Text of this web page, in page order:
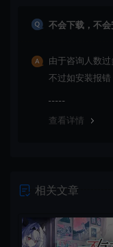
不会下载，不
由于咨询人数
不过如安装报
查看详情
相关文章